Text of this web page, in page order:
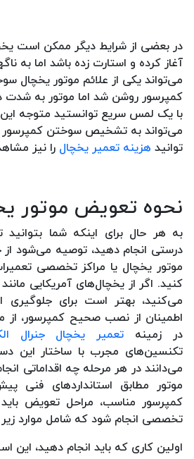
در بعضی از شرایط دیگر ممکن است
آغاز کرده و استارت زده باشد اما به
می‌تواند یکی از علائم موتور یخچال
کمپرسور روشن شد اما موتور به شدت
با یک لمس سریع توانستید متوجه
می‌تواند به تشخیص سوختن
توانید هزینه تعمیر یخچال را نیز
نحوه تعویض موتور
به هر حال برای اینکه شما
درستی انجام دهید، توصیه می‌شود از
موتور یخچال یا مراکز تخصصی
کنید. اگر از یخچال‌های آمریکایی
می‌کنید، بهتر است برای
اطمینان از نصب صحیح کمپرسور،
در زمینه تعمیر یخچال جنرال
تکنسین‌های مجرب با ساختار این
می‌دانند در هر مرحله چه اقداماتی
موتور مطابق استانداردهای فنی
کمپرسور مناسب، مراحل تعویض
تخصصی انجام شود که شامل موارد
اولین کاری که باید انجام دهید،